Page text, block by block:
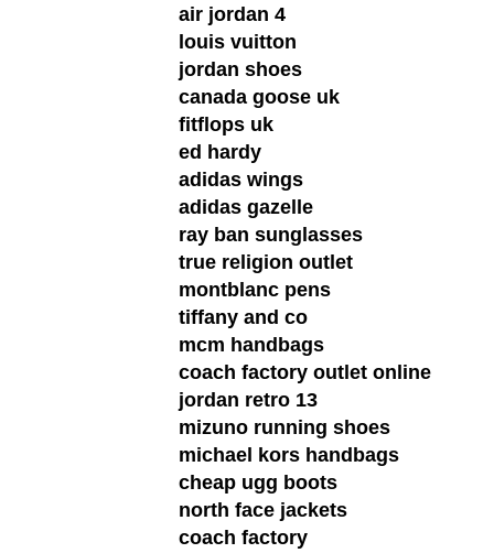
air jordan 4
louis vuitton
jordan shoes
canada goose uk
fitflops uk
ed hardy
adidas wings
adidas gazelle
ray ban sunglasses
true religion outlet
montblanc pens
tiffany and co
mcm handbags
coach factory outlet online
jordan retro 13
mizuno running shoes
michael kors handbags
cheap ugg boots
north face jackets
coach factory